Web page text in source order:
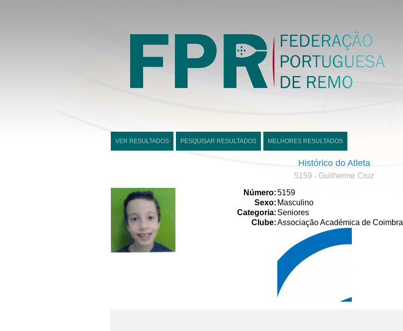
VER RESULTADOS PESQUISAR RESULTADOS MELHORES RESULTADOS
Histórico do Atleta
5159 - Guilherme Cruz
Número:5159
Sexo: Masculino
Categoria: Seniores
Clube:Associação Académica de Coimbra